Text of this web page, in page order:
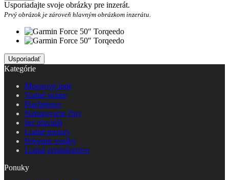
Usporiadajte svoje obrázky pre inzerát.
Prvý obrázok je zároveň hlavným obrázkom inzerátu.
Kategórie
Motorové lode
Vodné skútre
Plachetnice
Nafukovacie člny
Iné plavidlá
Lodné motory
Prívesne vozíky
Lodné príslušenstvo
Ponuky